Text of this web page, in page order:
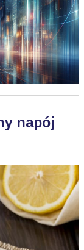
napój